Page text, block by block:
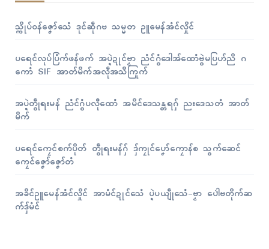
သ္ကိုပ်ဝန်ဇၞော်သေံ ဒုၚ်ဆဵုဂဗ သမ္မတ ဥူမေန်အံၚ်လှိုၚ်
ပရေၚ်လုပ်ပြံက်ဖန်ဖက် အပ္ဍဲဍုၚ်ဗၟာ ညံၚ်ဂွံဒေါအ်ထောံဗွဲမပြဟ်ညိ ဂ
ကောံ SIF အာတ်မိက်အလဵုအသဳကြုက်
အပ္ဍဲတွဵုရးမန် ညံၚ်ဂွံပလီုထောံ အမိၚ်ဒေသန္တရဂှ် ညးဒေသတံ အာတ်
မိက်
ပရေၚ်ကၠေၚ်စက်ပိုတ် တွဵုရးမန်ဂှ် ဒှ်ကၠုၚ်ပၞော်ကၠောန်စ သွက်ဆေၚ်
ကၠေၚ်ဇၞော်ဇၞော်တံ
အခိၚ်ဥူမေန်အံၚ်လှိုၚ် အာမံၚ်ဍုၚ်သေံ ပ္ဍဲပယျဵုသေံ-ဗၟာ ပေါဲဗတိုက်ဆ
က်ဒှ်မံၚ်